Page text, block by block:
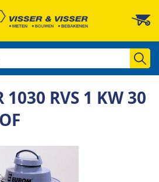
1030 RVS 1 KW 30